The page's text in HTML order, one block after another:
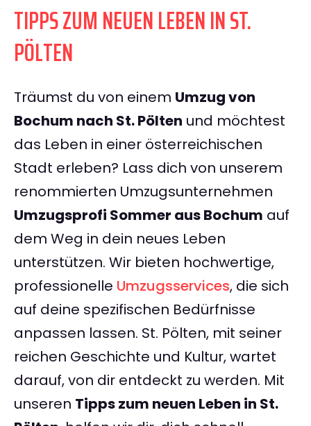
TIPPS ZUM NEUEN LEBEN IN ST.
PÖLTEN
Träumst du von einem Umzug von
Bochum nach St. Pölten und möchtest
das Leben in einer österreichischen
Stadt erleben? Lass dich von unserem
renommierten Umzugsunternehmen
Umzugsprofi Sommer aus Bochum auf
dem Weg in dein neues Leben
unterstützen. Wir bieten hochwertige,
professionelle Umzugsservices, die sich
auf deine spezifischen Bedürfnisse
anpassen lassen. St. Pölten, mit seiner
reichen Geschichte und Kultur, wartet
darauf, von dir entdeckt zu werden. Mit
unseren Tipps zum neuen Leben in St.